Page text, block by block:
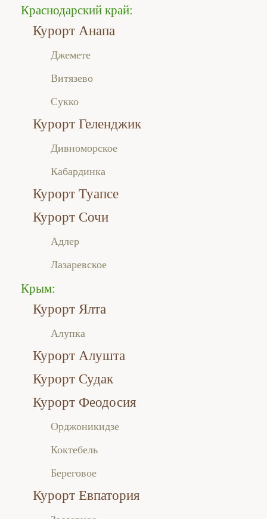
Краснодарский край:
Курорт Анапа
Джемете
Витязево
Сукко
Курорт Геленджик
Дивноморское
Кабардинка
Курорт Туапсе
Курорт Сочи
Адлер
Лазаревское
Крым:
Курорт Ялта
Алупка
Курорт Алушта
Курорт Судак
Курорт Феодосия
Орджоникидзе
Коктебель
Береговое
Курорт Евпатория